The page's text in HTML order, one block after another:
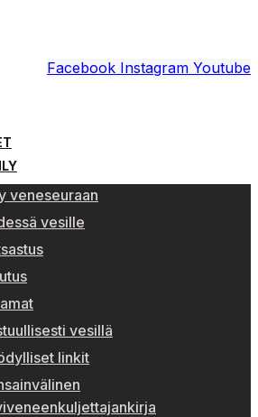
Facebook Instagram Youtube
veneseuraan
vesille
vesillä
linkit